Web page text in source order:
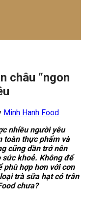
châu “ngon
Minh Hanh Food
nhiều người yêu
toàn thực phẩm và
cũng dần trở nên
khoẻ. Không để
phù hợp hơn với cơn
trà sữa hạt có trân
chưa?